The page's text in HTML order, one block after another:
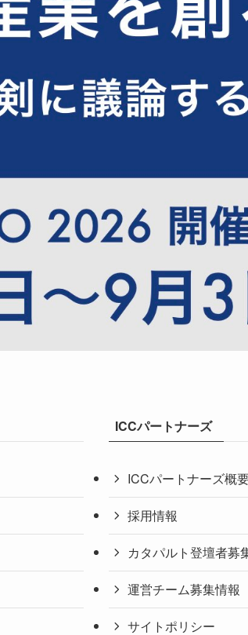
ICCパートナーズ
ICCパートナーズ概
採用情報
カタパルト登壇者募
運営チーム募集情報
サイトポリシー